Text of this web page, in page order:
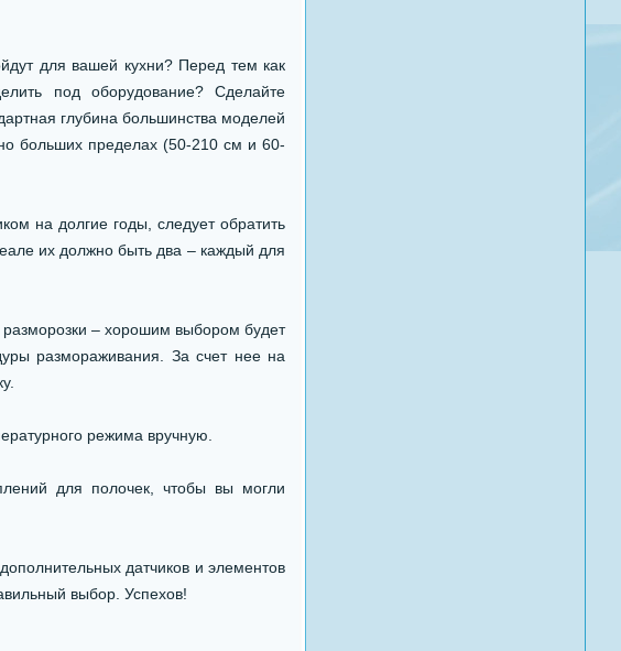
для вашей кухни? Перед тем как
под оборудование? Сделайте
глубина большинства моделей
больших пределах (50-210 см и 60-
на долгие годы, следует обратить
их должно быть два – каждый для
– хорошим выбором будет
размораживания. За счет нее на
режима вручную.
для полочек, чтобы вы могли
датчиков и элементов
выбор. Успехов!